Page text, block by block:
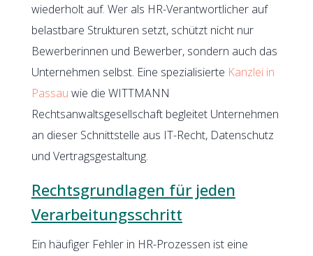
wiederholt auf. Wer als HR-Verantwortlicher auf
belastbare Strukturen setzt, schützt nicht nur
Bewerberinnen und Bewerber, sondern auch das
Unternehmen selbst. Eine spezialisierte Kanzlei in
Passau wie die WITTMANN
Rechtsanwaltsgesellschaft begleitet Unternehmen
an dieser Schnittstelle aus IT-Recht, Datenschutz
und Vertragsgestaltung.
Rechtsgrundlagen für jeden
Verarbeitungsschritt
Ein häufiger Fehler in HR-Prozessen ist eine